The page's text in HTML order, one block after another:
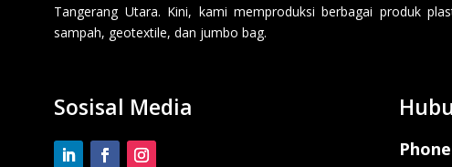
Tangerang Utara. Kini, kami memproduksi berbagai produk
sampah, geotextile, dan jumbo bag.
Sosisal Media